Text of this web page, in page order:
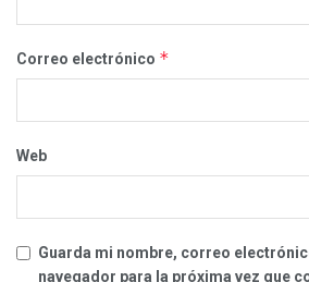
Correo electrónico *
Web
Guarda mi nombre, correo
navegador para la próxima vez que